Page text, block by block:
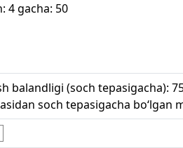
4 gacha: 50
balandligi (soch tepasigacha):
soch tepasigacha bo‘lgan